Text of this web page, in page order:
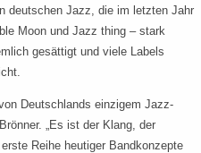
deutschen Jazz, die im letzten Jahr
Moon und Jazz thing – stark
gesättigt und viele Labels
Deutschlands einzigem Jazz-
„Es ist der Klang, der
Reihe heutiger Bandkonzepte